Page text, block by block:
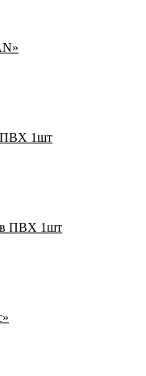
ПВХ 1шт
в ПВХ 1шт